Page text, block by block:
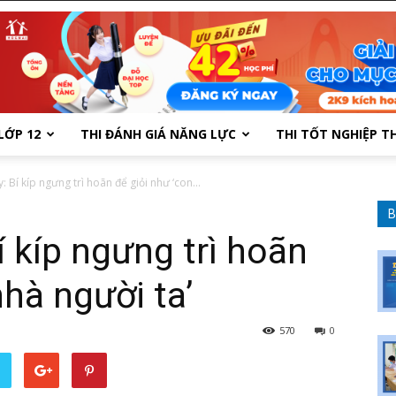
12 THI ĐÁNH GIÁ NĂNG LỰC THI TỐT NGHIỆP
Bí kíp ngưng trì hoãn để giỏi như ‘con...
kíp ngưng trì hoãn
người ta’
0
570